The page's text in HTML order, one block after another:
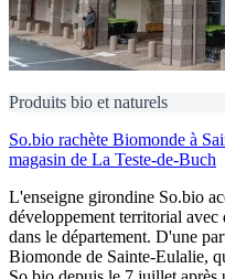
Produits bio et naturels
So.bio rachète Biomonde à
magasin de La Teste-de-Buch
L'enseigne girondine So.bio
développement territorial avec
dans le département. D'une
Biomonde de Sainte-Eulalie,